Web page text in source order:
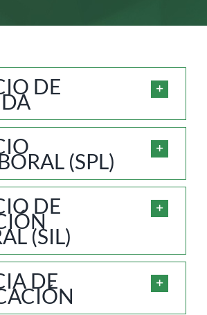
DE
(SPL)
DE
(SIL)
DE